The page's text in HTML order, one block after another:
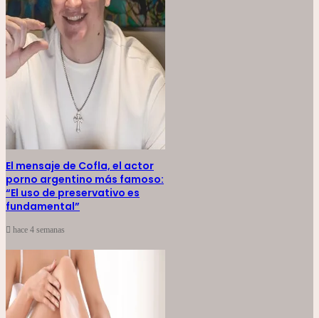
El mensaje de Cofla, el actor
porno argentino más famoso:
“El uso de preservativo es
fundamental”
hace 4 semanas